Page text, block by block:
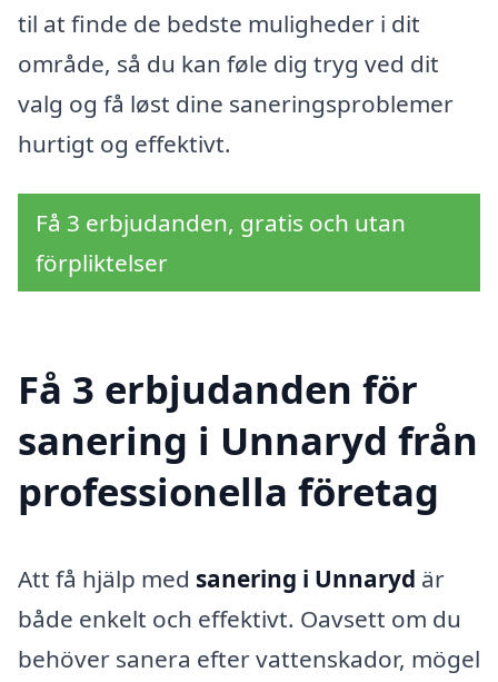
til at finde de bedste muligheder i dit
område, så du kan føle dig tryg ved dit
valg og få løst dine saneringsproblemer
hurtigt og effektivt.
Få 3 erbjudanden, gratis och utan
förpliktelser
Få 3 erbjudanden för
sanering i Unnaryd från
professionella företag
Att få hjälp med sanering i Unnaryd är
både enkelt och effektivt. Oavsett om du
behöver sanera efter vattenskador, mögel